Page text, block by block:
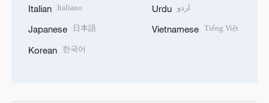
Italian Italiano
Japanese 日本語
Korean 한국어
Urdu اردو
Vietnamese Tiếng Việt